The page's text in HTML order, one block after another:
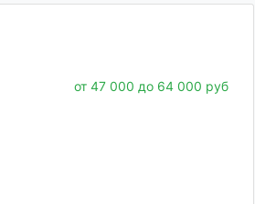
от 47 000 до 64 000 руб